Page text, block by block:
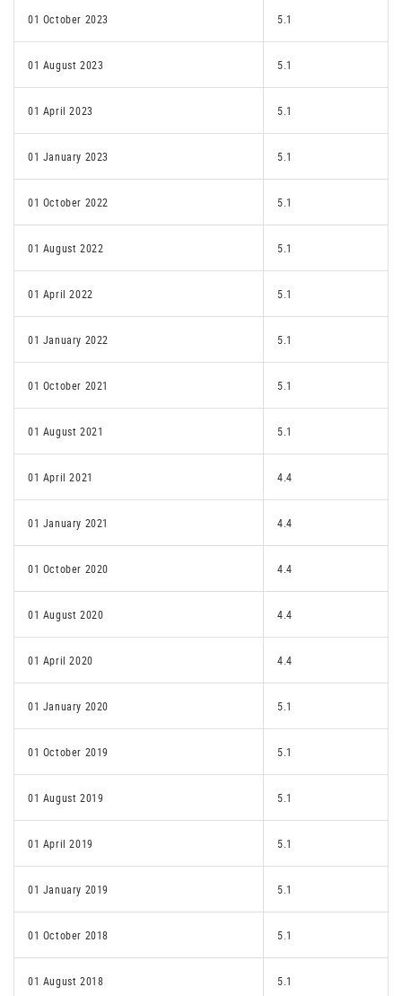
01 October 2023 5.1
01 August 2023 5.1
01 April 2023 5.1
01 January 2023 5.1
01 October 2022 5.1
01 August 2022 5.1
01 April 2022 5.1
01 January 2022 5.1
01 October 2021 5.1
01 August 2021 5.1
01 April 2021 4.4
01 January 2021 4.4
01 October 2020 4.4
01 August 2020 4.4
01 April 2020 4.4
01 January 2020 5.1
01 October 2019 5.1
01 August 2019 5.1
01 April 2019 5.1
01 January 2019 5.1
01 October 2018 5.1
01 August 2018 5.1